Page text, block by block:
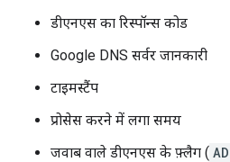
डीएनएस का रिस्पॉन्स कोड
Google DNS सर्वर जानकारी
टाइमस्टैंप
प्रोसेस करने में लगा समय
जवाब वाले डीएनएस के फ़्लैग ( AD